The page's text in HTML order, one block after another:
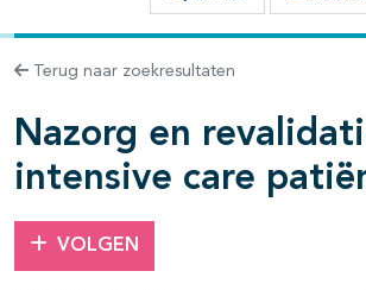
Terug naar zoekresultaten
Nazorg en
intensive care
VOLGEN
openklappen